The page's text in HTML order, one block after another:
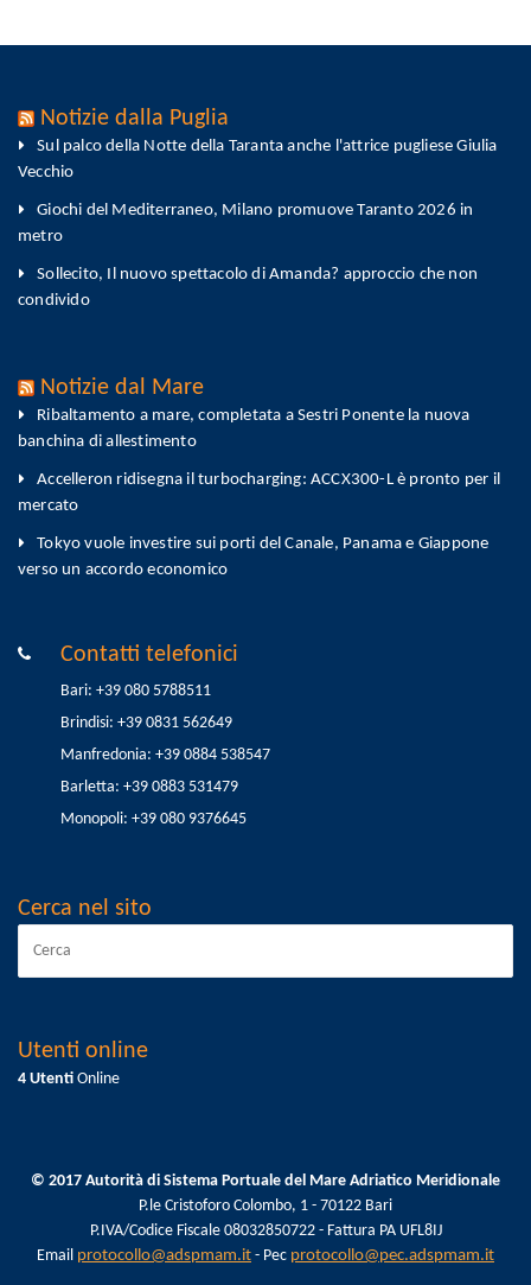
Notizie dalla Puglia
Sul palco della Notte della Taranta anche l'attrice pugliese Giulia
Vecchio
Giochi del Mediterraneo, Milano promuove Taranto 2026 in
metro
Sollecito, Il nuovo spettacolo di Amanda? approccio che non
condivido
Notizie dal Mare
Ribaltamento a mare, completata a Sestri Ponente la nuova
banchina di allestimento
Accelleron ridisegna il turbocharging: ACCX300-L è pronto per il
mercato
Tokyo vuole investire sui porti del Canale, Panama e Giappone
verso un accordo economico
Contatti telefonici
Bari: +39 080 5788511
Brindisi: +39 0831 562649
Manfredonia: +39 0884 538547
Barletta: +39 0883 531479
Monopoli: +39 080 9376645
Cerca nel sito
Utenti online
4 Utenti Online
© 2017 Autorità di Sistema Portuale del Mare Adriatico Meridionale
P.le Cristoforo Colombo, 1 - 70122 Bari
P.IVA/Codice Fiscale 08032850722 - Fattura PA UFL8IJ
Email protocollo@adspmam.it - Pec protocollo@pec.adspmam.it